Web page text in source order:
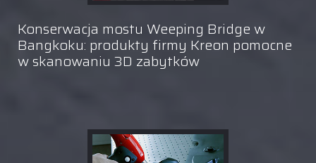
Konserwacja mostu Weeping Bridge w
Bangkoku: produkty firmy Kreon pomocne
w skanowaniu 3D zabytków